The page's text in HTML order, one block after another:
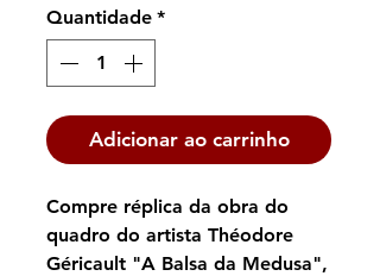
Quantidade *
Adicionar ao carrinho
Compre réplica da obra do
quadro do artista Théodore
Géricault "A Balsa da Medusa",